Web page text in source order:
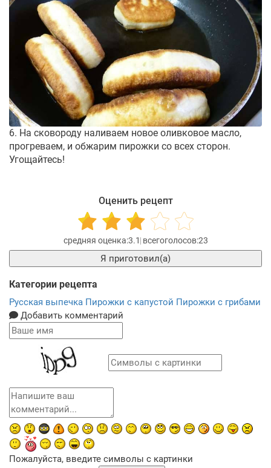
6. На сковороду наливаем новое оливковое масло,
прогреваем, и обжарим пирожки со всех сторон.
Угощайтесь!
Оценить рецепт
3.1 23
Я приготовил(а)
Категории рецепта
Русская выпечка Пирожки с капустой Пирожки с грибами
Добавить комментарий
Пожалуйста, введите символы с картинки